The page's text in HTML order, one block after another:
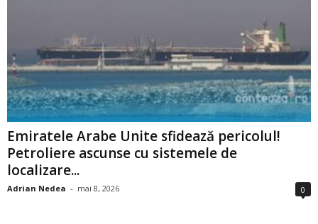
Emiratele Arabe Unite sfidează pericolul!
Petroliere ascunse cu sistemele de
localizare...
Adrian Nedea - mai 8, 2026 0